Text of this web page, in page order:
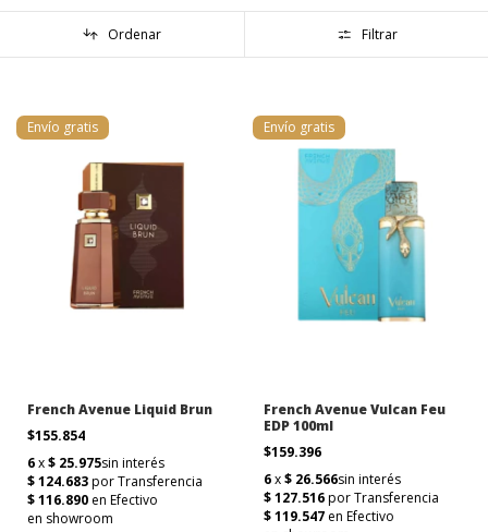
Ordenar Filtrar
Envío gratis
French Avenue Liquid Brun
$155.854
Envío gratis
French Avenue Vulcan Feu
EDP 100ml
$159.396